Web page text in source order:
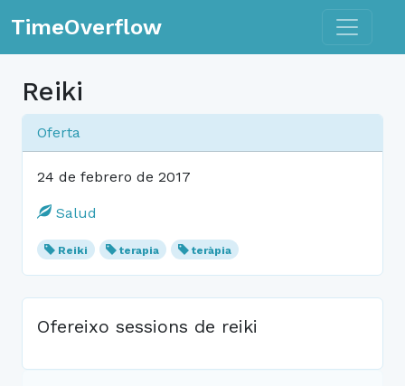
TimeOverflow Toggle
Reiki
Oferta
24 de febrero de 2017
Salud
Reiki terapia teràpia
Ofereixo sessions de reiki